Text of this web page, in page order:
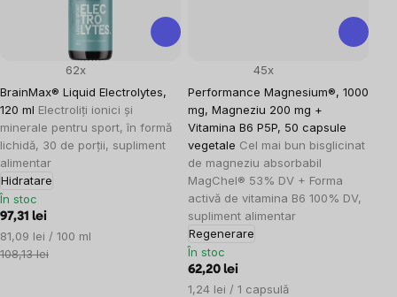
BrainMax® Liquid Electrolytes,
120 ml Electroliți ionici și
minerale pentru sport, în formă
lichidă, 30 de porții, supliment
alimentar
Hidratare
62x
În stoc
97,31 lei
Evaluare
preţ:
81,09 lei / 100 ml
108,13 lei
Performance Magnesium®, 1000
mg, Magneziu 200 mg +
Vitamina B6 P5P, 50 capsule
vegetale Cel mai bun bisglicinat
de magneziu absorbabil
MagChel® 53% DV + Forma
activă de vitamina B6 100% DV,
supliment alimentar
Regenerare
45x
În stoc
62,20 lei
Evaluare
1,24 lei / 1 capsulă